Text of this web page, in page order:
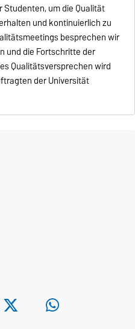
um die Qualität
und kontinuierlich zu
besprechen wir
und die Fortschritte der
Qualitätsversprechen wird
der Universität